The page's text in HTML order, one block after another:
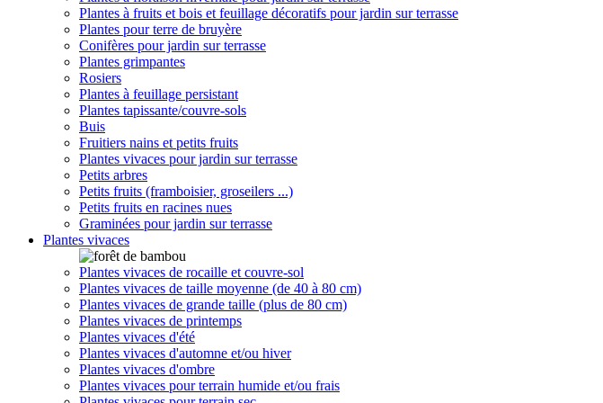
Plantes à fruits et bois et feuillage décoratifs pour jardin sur terrasse
Plantes pour terre de bruyère
Conifères pour jardin sur terrasse
Plantes grimpantes
Rosiers
Plantes à feuillage persistant
Plantes tapissante/couvre-sols
Buis
Fruitiers nains et petits fruits
Plantes vivaces pour jardin sur terrasse
Petits arbres
Petits fruits (framboisier, groseilers ...)
Petits fruits en racines nues
Graminées pour jardin sur terrasse
Plantes vivaces
Plantes vivaces de rocaille et couvre-sol
Plantes vivaces de taille moyenne (de 40 à 80 cm)
Plantes vivaces de grande taille (plus de 80 cm)
Plantes vivaces de printemps
Plantes vivaces d'été
Plantes vivaces d'automne et/ou hiver
Plantes vivaces d'ombre
Plantes vivaces pour terrain humide et/ou frais